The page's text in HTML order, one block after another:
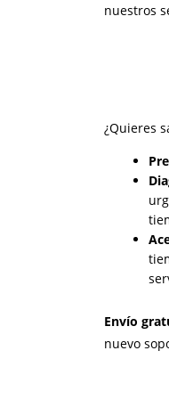
nuestros
¿Quieres
Envío
nuevo